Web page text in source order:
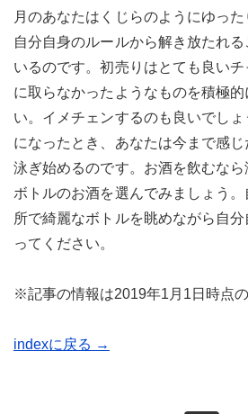
月のあなたはくじらのようにゆっ
自分自身のルールから解き放たれ
いるのです。初売りはとても良い
に取らなかったようなものを積極
い。イメチェンするのも良いでし
になったとき、あなたは今まで感
泳ぎ始めるのです。お酒を飲むな
ボトルのお酒を選んでみましょう
所で綺麗なボトルを眺めながら自
ってください。
※記事の情報は2019年1月1日時点
indexに戻る →